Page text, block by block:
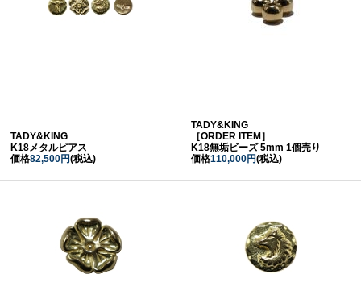
TADY&KING
K18メタルピアス
価格82,500円(税込)
TADY&KING
［ORDER ITEM］
K18無垢ビーズ 5mm 1個売り
価格110,000円(税込)